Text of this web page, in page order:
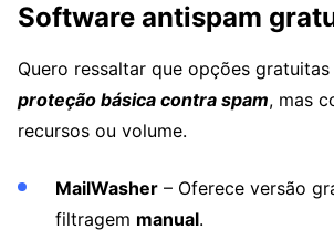
Software antispam
Quero ressaltar que opções
proteção básica contra spam, mas
recursos ou volume.
MailWasher – Oferece versão
filtragem manual.